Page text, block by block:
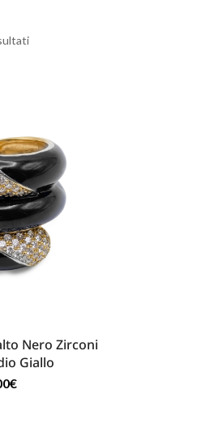
Nero Zirconi
Giallo
€